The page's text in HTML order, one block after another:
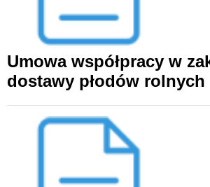
Umowa współpracy w
dostawy płodów rolnych